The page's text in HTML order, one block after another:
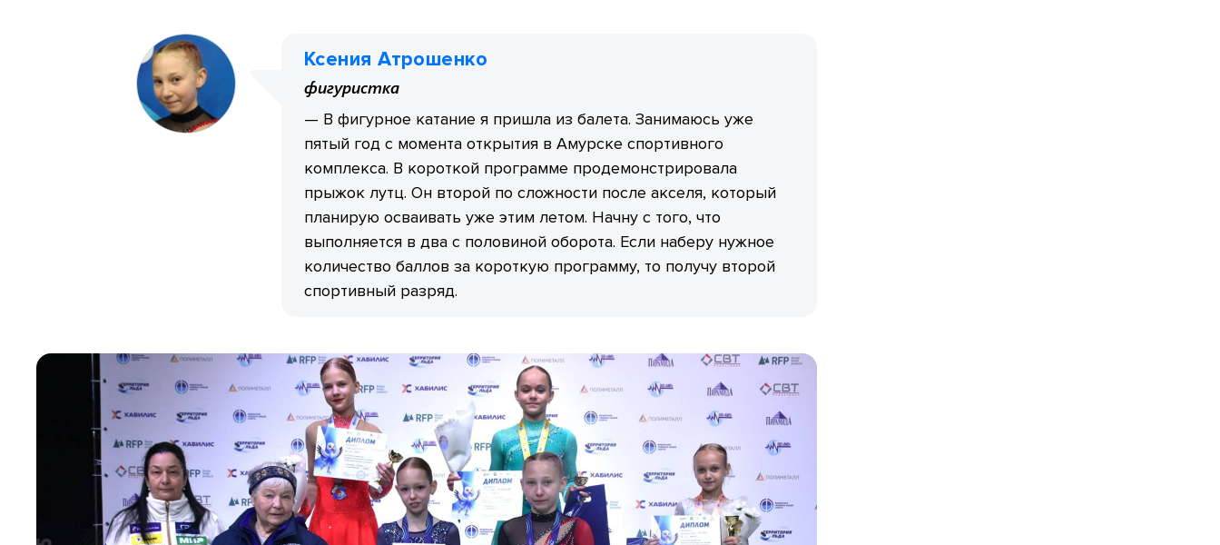
Ксения Атрошенко
фигуристка
— В фигурное катание я пришла из балета. Занимаюсь уже
пятый год с момента открытия в Амурске спортивного
комплекса. В короткой программе продемонстрировала
прыжок лутц. Он второй по сложности после акселя, который
планирую осваивать уже этим летом. Начну с того, что
выполняется в два с половиной оборота. Если наберу нужное
количество баллов за короткую программу, то получу второй
спортивный разряд.